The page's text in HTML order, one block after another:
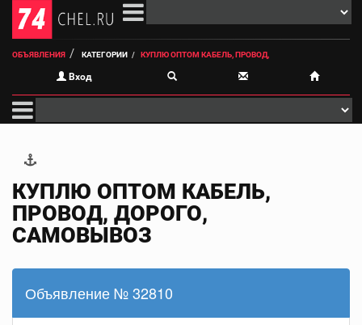
ОБЪЯВЛЕНИЯ КАТЕГОРИИ КУПЛЮ ОПТОМ КАБЕЛЬ, ПРОВОД,
Вход
КУПЛЮ ОПТОМ КАБЕЛЬ,
ПРОВОД, ДОРОГО,
САМОВЫВОЗ
Объявление № 32810